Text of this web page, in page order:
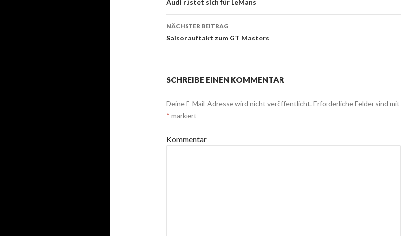
Beitrags-
Navigation
Audi rüstet sich für LeMans
NÄCHSTER BEITRAG
Saisonauftakt zum GT Masters
SCHREIBE EINEN KOMMENTAR
Deine E-Mail-Adresse wird nicht veröffentlicht. Erforderliche Felder sind mit
* markiert
Kommentar